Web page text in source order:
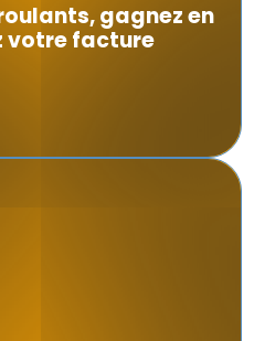
gagnez en
votre facture